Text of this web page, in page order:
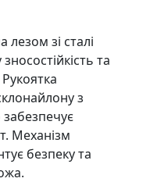
зі сталі
та
з
Механізм
безпеку та